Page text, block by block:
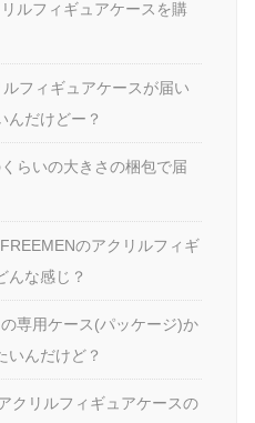
ルフィギュアケースを購
フィギュアケースが届い
んだけどー？
らいの大きさの梱包で届
のアクリルフィギ
んな感じ？
専用ケース(パッケージ)か
いんだけど？
クリルフィギュアケースの